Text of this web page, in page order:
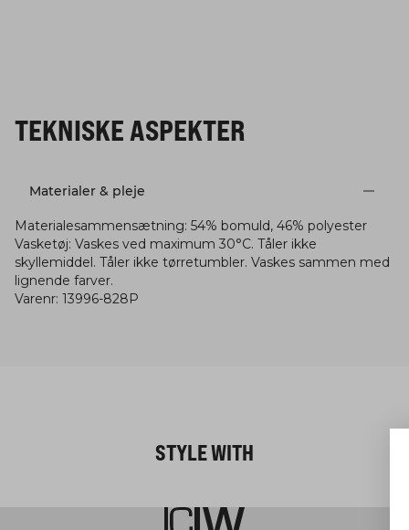
TEKNISKE ASPEKTER
Materialer & pleje
Materialesammensætning: 54% bomuld, 46% polyester
Vasketøj: Vaskes ved maximum 30°C. Tåler ikke
skyllemiddel. Tåler ikke tørretumbler. Vaskes sammen med
lignende farver.
Varenr: 13996-828P
STYLE WITH